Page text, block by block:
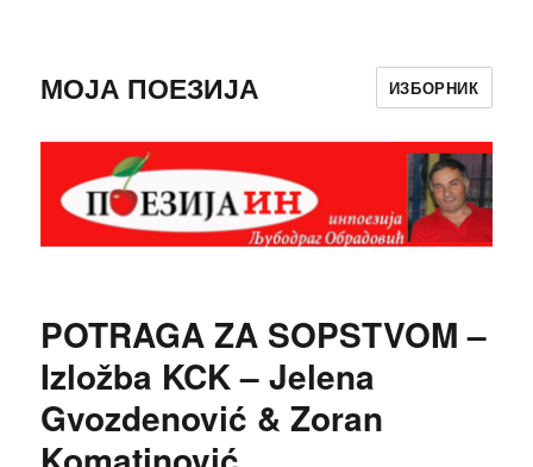
МОЈА ПОЕЗИЈА ИЗБОРНИК
POTRAGA ZA SOPSTVOM –
Izložba KCK – Jelena
Gvozdenović & Zoran